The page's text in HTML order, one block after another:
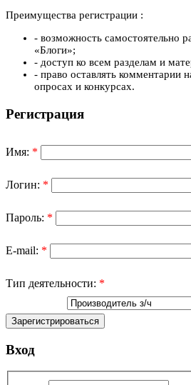
Преимущества регистрации :
- возможность самостоятельно
«Блоги»;
- доступ ко всем разделам и
- право оставлять комментарии
опросах и конкурсах.
Регистрация
Имя: *
Логин: *
Пароль: *
E-mail: *
Тип деятельности: *
Вход